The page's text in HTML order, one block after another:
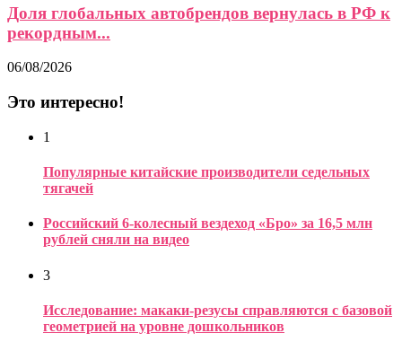
Доля глобальных автобрендов вернулась в РФ к
рекордным...
06/08/2026
Это интересно!
1
Популярные китайские производители седельных
тягачей
Российский 6-колесный вездеход «Бро» за 16,5 млн
рублей сняли на видео
3
Исследование: макаки-резусы справляются с базовой
геометрией на уровне дошкольников